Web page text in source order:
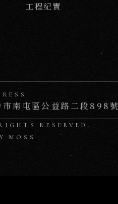
工程紀實
市南屯區公益路二段898號
RESERVED.
MOSS